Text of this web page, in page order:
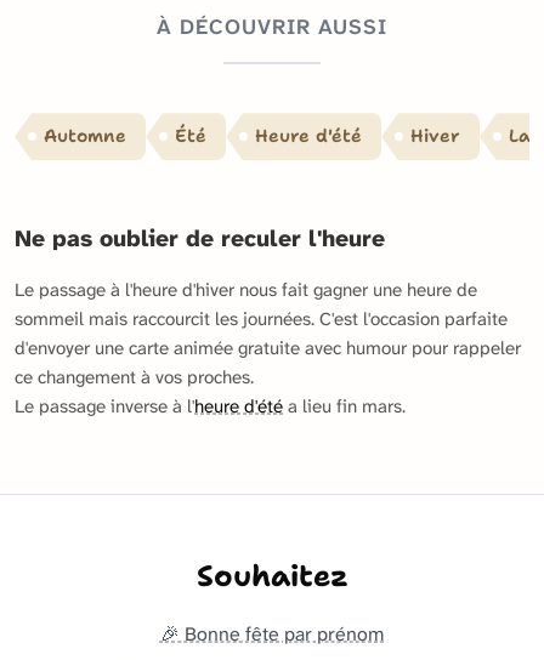
À DÉCOUVRIR AUSSI
Automne Été Heure d'été Hiver La
Ne pas oublier de reculer l'heure
Le passage à l'heure d'hiver nous fait gagner une heure de
sommeil mais raccourcit les journées. C'est l'occasion parfaite
d'envoyer une carte animée gratuite avec humour pour rappeler
ce changement à vos proches.
Le passage inverse à l'heure d'été a lieu fin mars.
Souhaitez
🎉 Bonne fête par prénom